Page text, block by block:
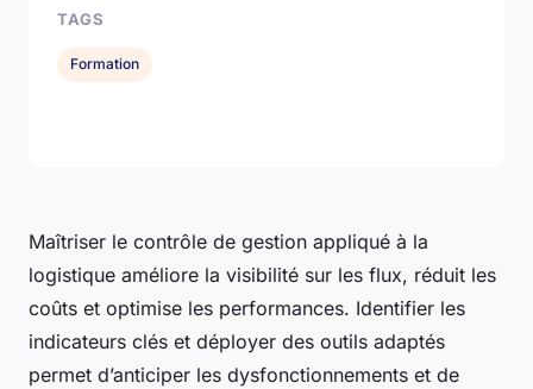
Maîtriser le contrôle de gestion appliqué à la
logistique améliore la visibilité sur les flux, réduit les
coûts et optimise les performances. Identifier les
indicateurs clés et déployer des outils adaptés
permet d’anticiper les dysfonctionnements et de
TAGS
Formation